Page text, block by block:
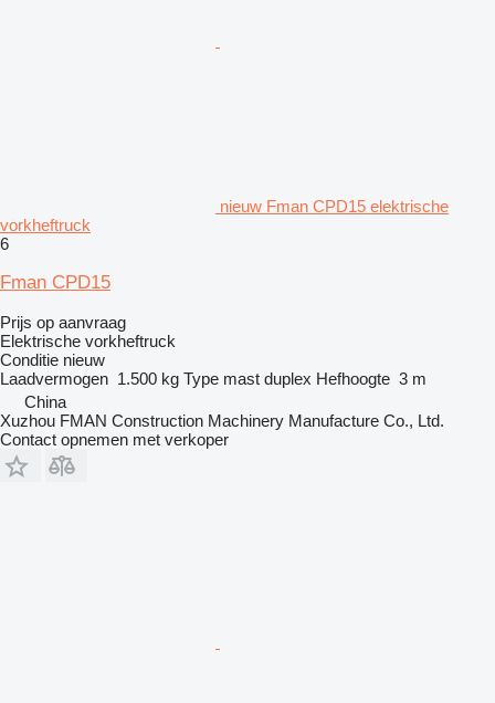
nieuw Fman CPD15 elektrische
vorkheftruck
6
Fman CPD15
Prijs op aanvraag
Elektrische vorkheftruck
Conditie nieuw
Laadvermogen 1.500 kg Type mast duplex Hefhoogte 3 m
China
Xuzhou FMAN Construction Machinery Manufacture Co., Ltd.
Contact opnemen met verkoper